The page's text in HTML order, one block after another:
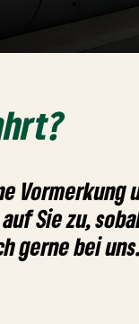
Vormerkung
Sie zu,
gerne bei